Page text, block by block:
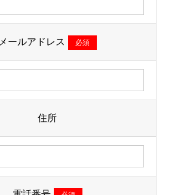
メールアドレス 必須
住所